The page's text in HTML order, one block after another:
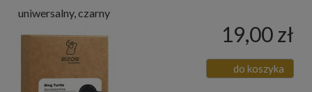
uniwersalny, czarny
19,00 zł
do koszyka